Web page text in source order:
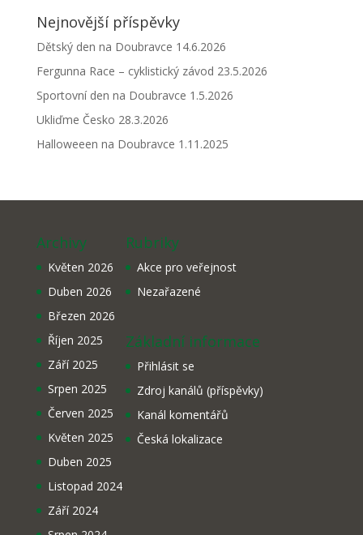
Nejnovější příspěvky
Dětský den na Doubravce 14.6.2026
Fergunna Race – cyklistický závod 23.5.2026
Sportovní den na Doubravce 1.5.2026
Ukliďme Česko 28.3.2026
Halloweeen na Doubravce 1.11.2025
Archivy
Květen 2026
Duben 2026
Březen 2026
Říjen 2025
Září 2025
Srpen 2025
Červen 2025
Květen 2025
Duben 2025
Listopad 2024
Září 2024
Rubriky
Akce pro veřejnost
Nezařazené
Základní informace
Přihlásit se
Zdroj kanálů (příspěvky)
Kanál komentářů
Česká lokalizace